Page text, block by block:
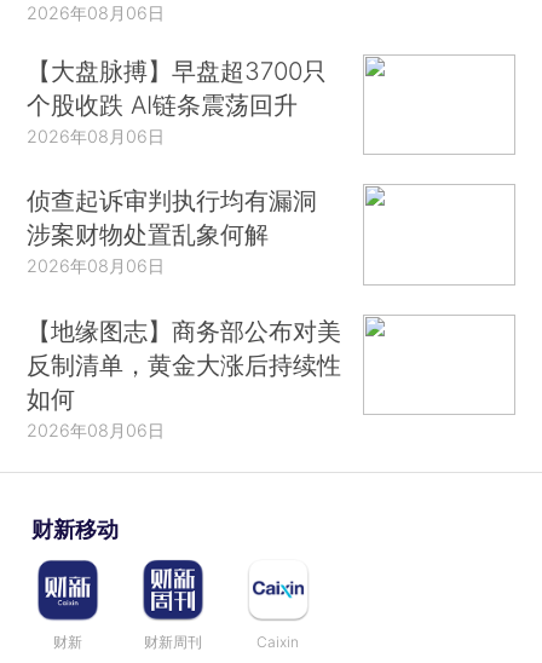
2026年08月06日
【大盘脉搏】早盘超3700只
个股收跌 AI链条震荡回升
2026年08月06日
侦查起诉审判执行均有漏洞
涉案财物处置乱象何解
2026年08月06日
【地缘图志】商务部公布对美
反制清单，黄金大涨后持续性
如何
2026年08月06日
财新移动
财新 财新周刊 Caixin